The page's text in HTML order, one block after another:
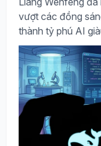
vượt các đồng
thành tỷ phú AI